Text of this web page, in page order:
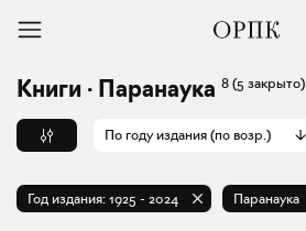
Книги · Паранаука 8 (5 закрыто)
По году издания (по возр.)
Год издания: 1925 - 2024 Паранаука